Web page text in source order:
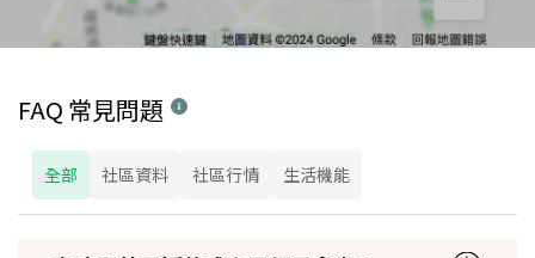
FAQ 常見問題
全部 社區資料 社區行情 生活機能